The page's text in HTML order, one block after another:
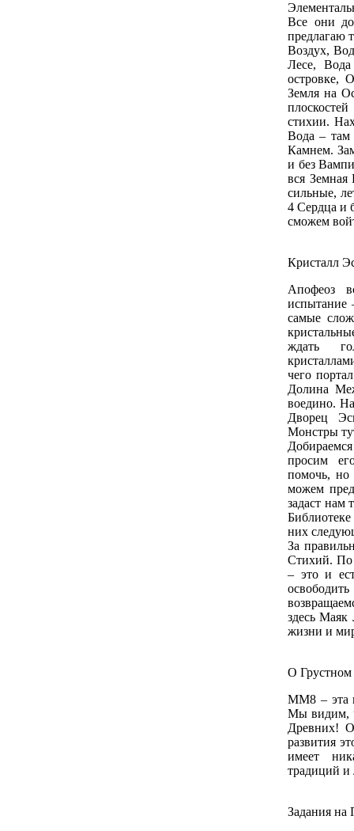
Все они
предлагаю
Воздух,
Лесе,
островке,
Земля на
стихии.
Вода – там
Камнем.
и без
вся Земная
сильные,
4 Сердца и
сможем
Кристалл
Апофеоз
испытание
самые
ждать
чего
Долина
воедино.
Дворец
Монстры
просим
помочь,
можем
задаст нам
них
За
Стихий. По
– это и
здесь
жизни и
О Грустном
ММ8 – эта
Мы видим,
Древних!
развития
имеет
традиций
Задания на